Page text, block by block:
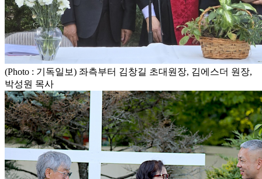
(Photo : 기독일보) 좌측부터 김창길 초대원장, 김에스더 원장,
박성원 목사